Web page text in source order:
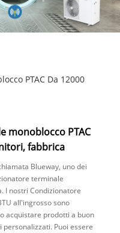
PTAC Da 12000
monoblocco PTAC
fabbrica
Blueway, uno dei
terminale
I nostri Condizionatore
all'ingrosso sono
acquistare prodotti a buon
Puoi essere